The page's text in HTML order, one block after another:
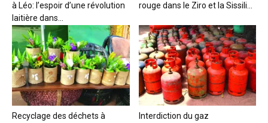
à Léo: l’espoir d’une révolution
laitière dans...
rouge dans le Ziro et la Sissili...
Recyclage des déchets à
Interdiction du gaz